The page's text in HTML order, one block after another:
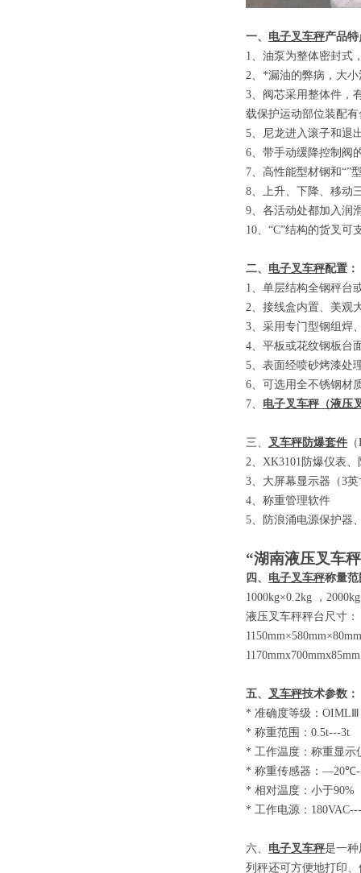
一、 电子叉车秤产品特
1、 油泵为整体密封式
2、 *漏油的弊病，大
3、 阀芯采用整体件，
载保护运动部位装配
5、 尼龙进入滚子和退
6、 带手动缓降控制阀
7、 高性能型材钢和“”
8、 上升、下降、移动
9、 各活动处都加入润
10、 “C”结构的货叉可
二、 电子叉车秤配置：
1、单层结构全钢秤台
2、接线盒内置、美观
3、采用专门型钢组焊
4、平板或花纹钢板台
5、表面经喷砂烤漆处
6、可选用全不锈钢材
7、 电子叉车秤 （液压
三、 叉车秤防爆套件
2、 XK3101 防爆仪表
3、大屏幕显示器 （3英
4、称重管理软件
5、防浪涌电源保护器
“湖南液压叉车
四、 电子叉车秤称量范
1000kg×0.2kg
，
液压叉车秤秤台尺寸：
1150mm×580mm×80mm
1170mmx700mmx85mm
五、 叉车秤技术参数 ：
* 准确度等级：
* 称重范围：
* 工作温度：称重显示
* 称重传感器：
* 相对温度：小于
* 工作电源：
六、 电子叉车秤是一
列秤还可方便地打印